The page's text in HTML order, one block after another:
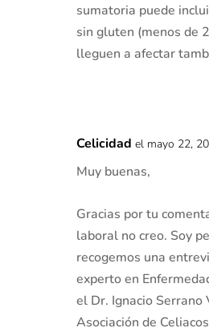
sumatoria puede
sin gluten (menos de
lleguen a afectar
Celicidad el mayo 22,
Muy buenas,
Gracias por tu
laboral no creo. Soy
recogemos una
experto en
el Dr. Ignacio Serrano
Asociación de